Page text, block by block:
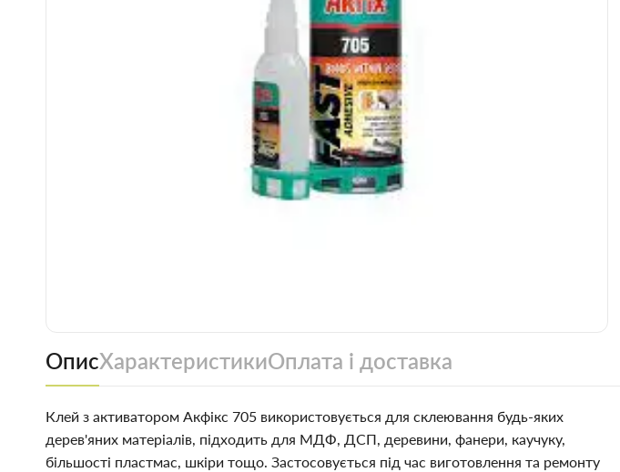
ОписХарактеристикиОплата і доставка
Клей з активатором Акфікс 705 використовується для склеювання будь-яких
дерев'яних матеріалів, підходить для МДФ, ДСП, деревини, фанери, каучуку,
більшості пластмас, шкіри тощо. Застосовується під час виготовлення та ремонту